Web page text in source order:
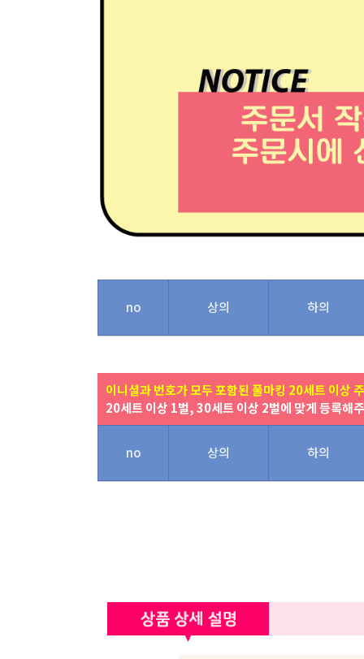
no 상의 하의
이니셜과 번호가 모두 포함된 풀마킹 20세트 이상
20세트 이상 1벌, 30세트 이상 2벌에 맞게 등록해
no 상의 하의